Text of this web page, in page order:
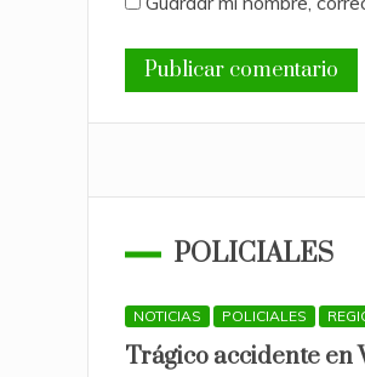
POLICIALES
NOTICIAS POLICIALES
Trágico accidente en